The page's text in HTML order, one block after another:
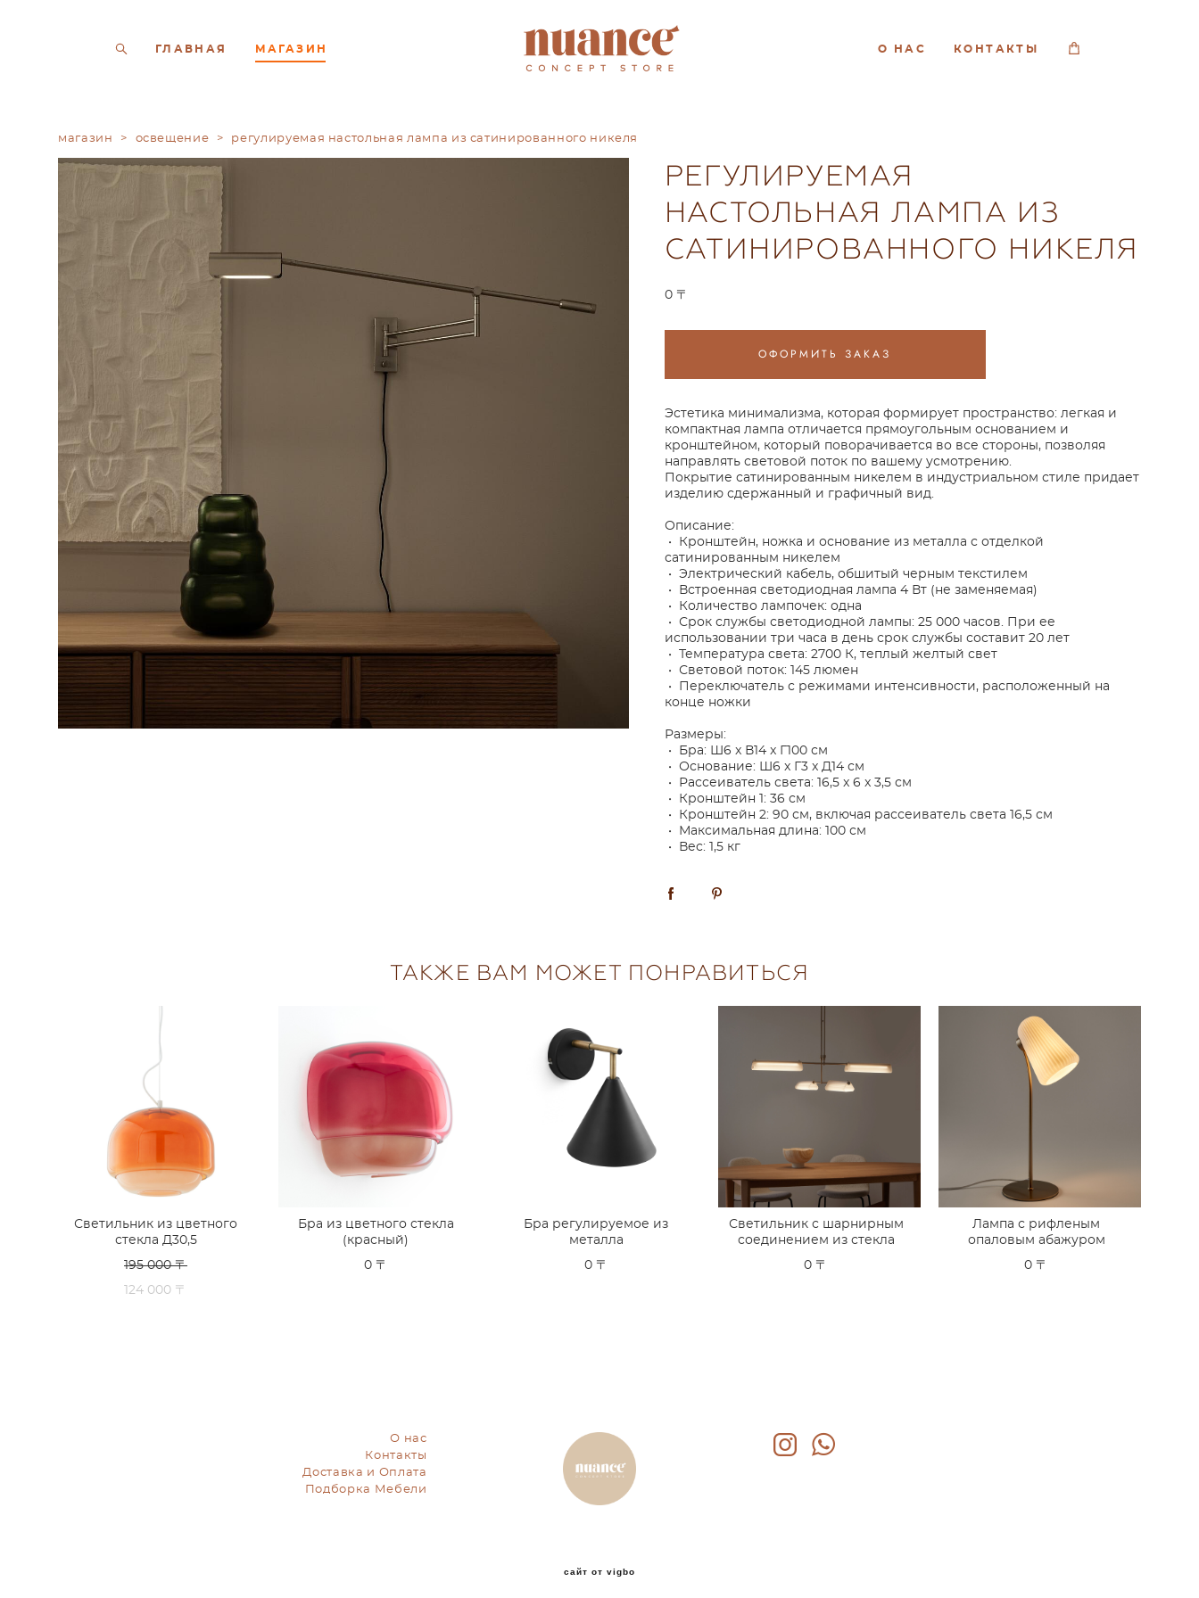
ГЛАВНАЯ МАГАЗИН О НАС КОНТАКТЫ
магазин > освещение > регулируемая настольная лампа из сатинированного никеля
РЕГУЛИРУЕМАЯ
НАСТОЛЬНАЯ ЛАМПА ИЗ
САТИНИРОВАННОГО НИКЕЛЯ
0 〒
ОФОРМИТЬ ЗАКАЗ
Эстетика минимализма, которая формирует пространство: легкая и
компактная лампа отличается прямоугольным основанием и
кронштейном, который поворачивается во все стороны, позволяя
направлять световой поток по вашему усмотрению.
Покрытие сатинированным никелем в индустриальном стиле придает
изделию сдержанный и графичный вид.
Описание:
• Кронштейн, ножка и основание из металла с отделкой
сатинированным никелем
• Электрический кабель, обшитый черным текстилем
• Встроенная светодиодная лампа 4 Вт (не заменяемая)
• Количество лампочек: одна
• Срок службы светодиодной лампы: 25 000 часов. При ее
использовании три часа в день срок службы составит 20 лет
• Температура света: 2700 К, теплый желтый свет
• Световой поток: 145 люмен
• Переключатель с режимами интенсивности, расположенный на
конце ножки
Размеры:
• Бра: Ш6 x В14 x Г100 см
• Основание: Ш6 x Г3 x Д14 см
• Рассеиватель света: 16,5 x 6 x 3,5 см
• Кронштейн 1: 36 см
• Кронштейн 2: 90 см, включая рассеиватель света 16,5 см
• Максимальная длина: 100 см
• Вес: 1,5 кг
ТАКЖЕ ВАМ МОЖЕТ ПОНРАВИТЬСЯ
Светильник из цветного
стекла Д30,5
195 000 〒
124 000 〒
Бра из цветного стекла
(красный)
0 〒
Бра регулируемое из
металла
0 〒
Светильник с шарнирным
соединением из стекла
0 〒
Лампа с рифленым
опаловым абажуром
0 〒
О нас
Контакты
Доставка и Оплата
Подборка Мебели
сайт от vigbo